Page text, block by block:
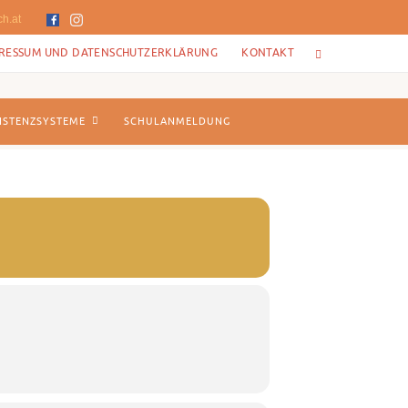
UND DATENSCHUTZERKLÄRUNG KONTAKT
SCHULANMELDUNG